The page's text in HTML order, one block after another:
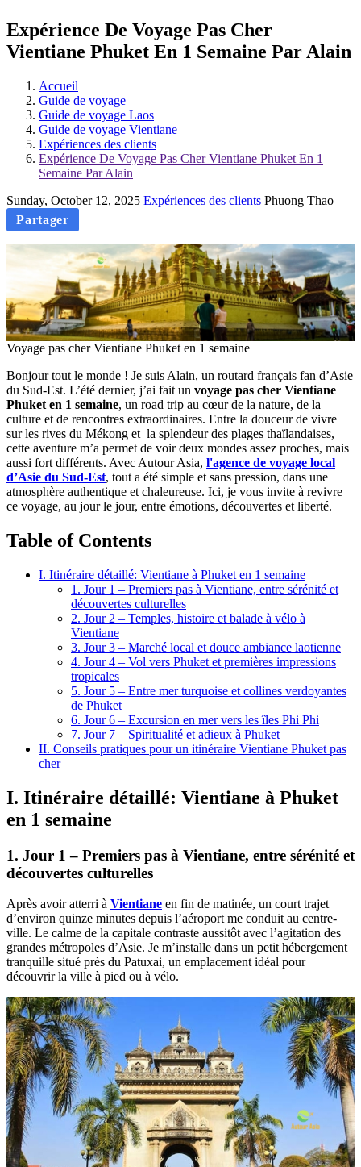
Expérience De Voyage Pas Cher
Vientiane Phuket En 1 Semaine Par Alain
Accueil
Guide de voyage
Guide de voyage Laos
Guide de voyage Vientiane
Expériences des clients
Expérience De Voyage Pas Cher Vientiane Phuket En 1
Semaine Par Alain
Sunday, October 12, 2025 Expériences des clients Phuong Thao
Partager
Voyage pas cher Vientiane Phuket en 1 semaine
Bonjour tout le monde ! Je suis Alain, un routard français fan d’Asie
du Sud-Est. L’été dernier, j’ai fait un voyage pas cher Vientiane
Phuket en 1 semaine, un road trip au cœur de la nature, de la
culture et de rencontres extraordinaires. Entre la douceur de vivre
sur les rives du Mékong et la splendeur des plages thaïlandaises,
cette aventure m’a permet de voir deux mondes assez proches, mais
aussi fort différents. Avec Autour Asia, l'agence de voyage local
d’Asie du Sud-Est, tout a été simple et sans pression, dans une
atmosphère authentique et chaleureuse. Ici, je vous invite à revivre
ce voyage, au jour le jour, entre émotions, découvertes et liberté.
Table of Contents
I. Itinéraire détaillé: Vientiane à Phuket en 1 semaine
1. Jour 1 – Premiers pas à Vientiane, entre sérénité et
découvertes culturelles
2. Jour 2 – Temples, histoire et balade à vélo à
Vientiane
3. Jour 3 – Marché local et douce ambiance laotienne
4. Jour 4 – Vol vers Phuket et premières impressions
tropicales
5. Jour 5 – Entre mer turquoise et collines verdoyantes
de Phuket
6. Jour 6 – Excursion en mer vers les îles Phi Phi
7. Jour 7 – Spiritualité et adieux à Phuket
II. Conseils pratiques pour un itinéraire Vientiane Phuket pas
cher
I. Itinéraire détaillé: Vientiane à Phuket
en 1 semaine
1. Jour 1 – Premiers pas à Vientiane, entre sérénité et
découvertes culturelles
Après avoir atterri à Vientiane en fin de matinée, un court trajet
d’environ quinze minutes depuis l’aéroport me conduit au centre-
ville. Le calme de la capitale contraste aussitôt avec l’agitation des
grandes métropoles d’Asie. Je m’installe dans un petit hébergement
tranquille situé près du Patuxai, un emplacement idéal pour
découvrir la ville à pied ou à vélo.